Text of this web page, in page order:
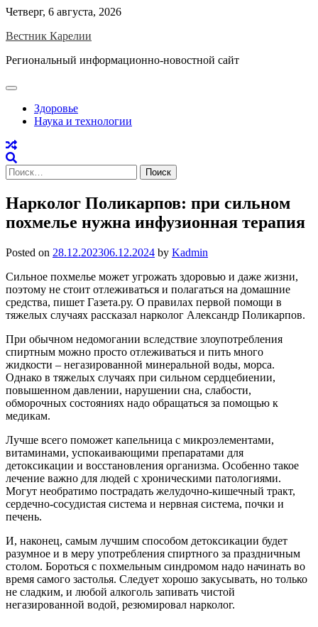
Skip
content
Четверг, 6 августа, 2026
Вестник Карелии
Региональный информационно-новостной сайт
Здоровье
Наука и технологии
Найти:
Нарколог Поликарпов: при сильном
похмелье нужна инфузионная терапия
Posted on 28.12.202306.12.2024 by Kadmin
Сильное похмелье может угрожать здоровью и даже жизни,
поэтому не стоит отлеживаться и полагаться на домашние
средства, пишет Газета.ру. О правилах первой помощи в
тяжелых случаях рассказал нарколог Александр Поликарпов.
При обычном недомогании вследствие злоупотребления
спиртным можно просто отлеживаться и пить много
жидкости – негазированной минеральной воды, морса.
Однако в тяжелых случаях при сильном сердцебиении,
повышенном давлении, нарушении сна, слабости,
обморочных состояниях надо обращаться за помощью к
медикам.
Лучше всего поможет капельница с микроэлементами,
витаминами, успокаивающими препаратами для
детоксикации и восстановления организма. Особенно такое
лечение важно для людей с хроническими патологиями.
Могут необратимо пострадать желудочно-кишечный тракт,
сердечно-сосудистая система и нервная система, почки и
печень.
И, наконец, самым лучшим способом детоксикации будет
разумное и в меру употребления спиртного за праздничным
столом. Бороться с похмельным синдромом надо начинать во
время самого застолья. Следует хорошо закусывать, но только
не сладким, и любой алкоголь запивать чистой
негазированной водой, резюмировал нарколог.